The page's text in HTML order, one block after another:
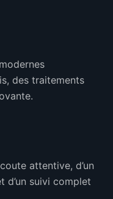
des traitements
attentive, d’un
d’un suivi complet